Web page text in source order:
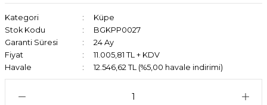
Kategori
Küpe
Stok Kodu
BGKPP0027
Garanti Süresi
24 Ay
Fiyat
11.005,81 TL + KDV
Havale
12.546,62 TL (%5,00 havale indirimi)